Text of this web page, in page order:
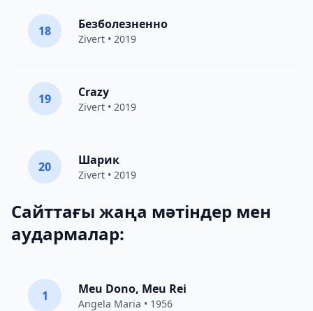
18 Безболезненно
Zivert • 2019
19 Crazy
Zivert • 2019
20 Шарик
Zivert • 2019
Сайттағы жаңа мәтіндер мен
аудармалар:
1 Meu Dono, Meu Rei
Angela Maria • 1956